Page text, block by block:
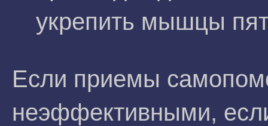
укрепить мышцы
Если приемы
неэффективными,